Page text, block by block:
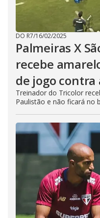
DO R7/16/02/2025
Palmeiras X
recebe
de jogo contra
Treinador do Tricolor
Paulistão e não ficará no